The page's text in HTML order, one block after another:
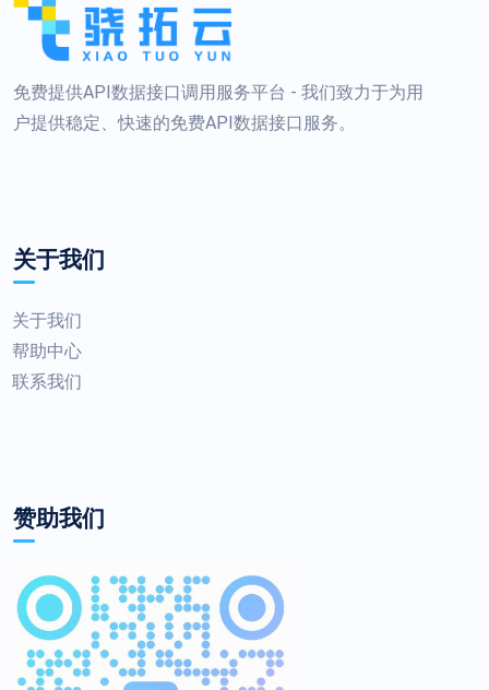
免费提供API数据接口调用服务平台 - 我们致力于为用
户提供稳定、快速的免费API数据接口服务。
关于我们
关于我们
帮助中心
联系我们
赞助我们